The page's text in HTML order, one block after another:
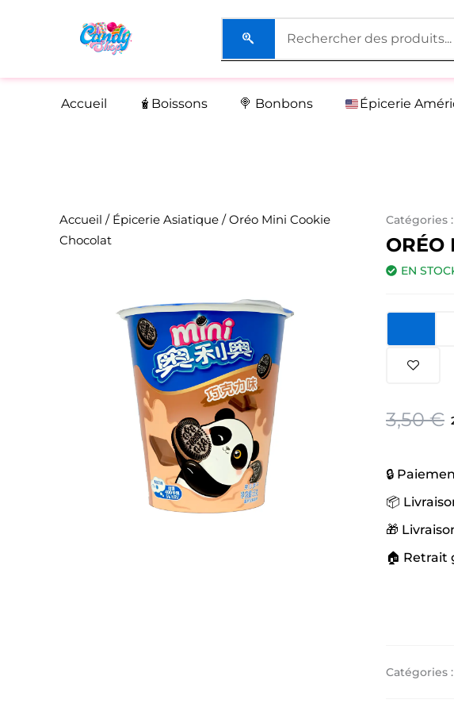
Accueil 🧋Boissons 🍭 Bonbons Épicerie
Accueil / Épicerie Asiatique / Oréo Mini Cookie
Chocolat
Catégories :
ORÉO
EN
3,50€
Le
était :
3,50 €.
Le
est :
2,50 €.
🔒
📦
🎁
🏠 Retrait
Catégories :